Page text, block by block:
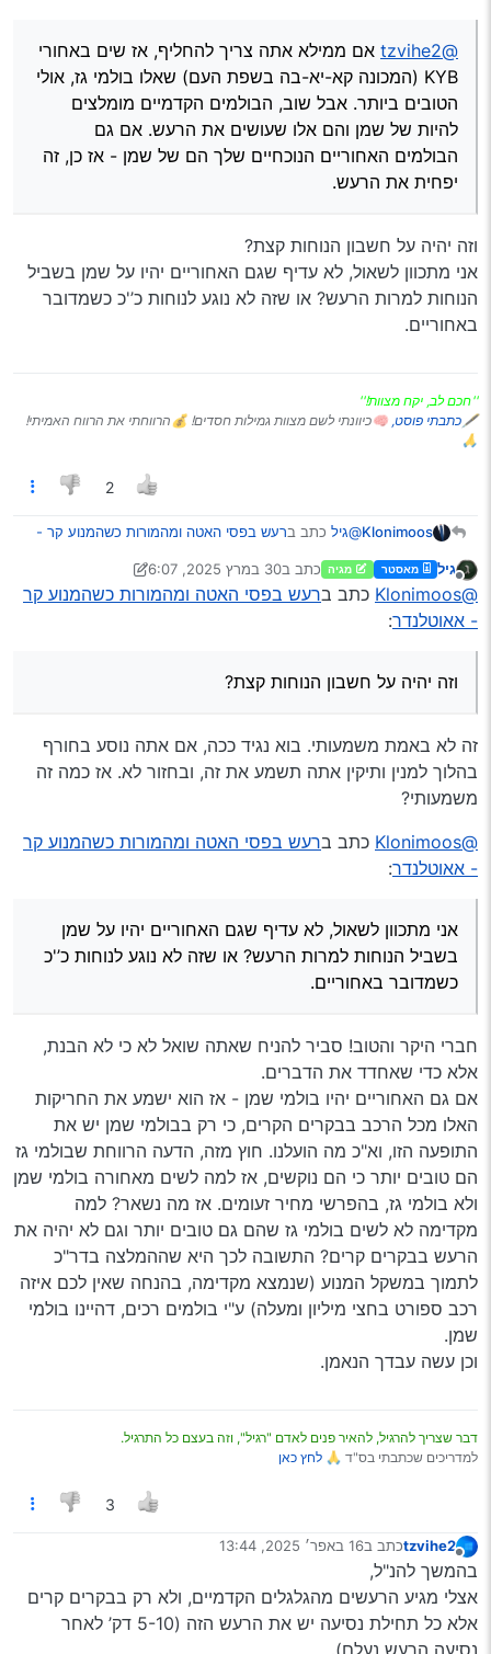
מה שכתבת שם בשירשור עם הבולמי שמן או גז וכו’ זה לא
חצי פיתרון?
הרגשתי בס"ד בשאלתכם עודאזועל כן הקדמתי לומר
@גיל כתב ב רעשים/חריקה מבולם זעזועים:
בכחודשיים בשנה עדיפים על האופציה השניה (בולמי גז נחשבים
בולמים קשים, ולא רכים כמו בולמי שמן, וזה לא מומלץ מקדימה,
משיקולי תמיכה במשקל המנוע. כך בכל אופן בשיעורי בית שאני
עשיתי בזמנו).
אלו שעושים את הרעש. אם גם הבולמים האחוריים הנוכחיים שלך
הם של שמן - אז כן, זה יפחית את הרעש.
@tzvihe2
אם ממילא אתה צריך להחליף, אז שים באחורי
KYB (המכונה קא-יא-בה בשפת העם) שאלו בולמי גז, אולי
הטובים ביותר. אבל שוב, הבולמים הקדמיים מומלצים
להיות של שמן והם אלו שעושים את הרעש. אם גם
הבולמים האחוריים הנוכחיים שלך הם של שמן - אז כן, זה
יפחית את הרעש.
וזה יהיה על חשבון הנוחות קצת?
אני מתכוון לשאול, לא עדיף שגם האחוריים יהיו על שמן בשביל
הנוחות למרות הרעש? או שזה לא נוגע לנוחות כ’'כ כשמדובר
באחוריים.
''חכם לב, יקח מצוות!''
🖋כתבתי פוסט, 🧠כיוונתי לשם מצוות גמילות חסדים! 💰הרווחתי את הרווח האמיתי!
🙏
2
Klonimoos@גיל כתב ברעש בפסי האטה ומהמורות כשהמנוע קר -
@tzvihe2
אם ממילא אתה צריך להחליף, אז שים
שעושים את הרעש. אם גם הבולמים האחוריים
הנוכחיים שלך הם של שמן - אז כן, זה יפחית את
בשביל הנוחות למרות הרעש? או שזה לא נוגע לנוחות כ’'כ
כשמדובר באחוריים.
גיל מאסטר מגיה כתב ב30 במרץ 2025, 6:07
נערך לאחרונה על ידי גיל
@Klonimoos כתב ברעש בפסי האטה ומהמורות כשהמנוע קר
- אאוטלנדר:
וזה יהיה על חשבון הנוחות קצת?
זה לא באמת משמעותי. בוא נגיד ככה, אם אתה נוסע בחורף
בהלוך למנין ותיקין אתה תשמע את זה, ובחזור לא. אז כמה זה
משמעותי?
@Klonimoos
כתב ברעש בפסי האטה ומהמורות כשהמנוע קר
- אאוטלנדר:
אני מתכוון לשאול, לא עדיף שגם האחוריים יהיו על שמן
בשביל הנוחות למרות הרעש? או שזה לא נוגע לנוחות כ’'כ
כשמדובר באחוריים.
חברי היקר והטוב! סביר להניח שאתה שואל לא כי לא הבנת,
אלא כדי שאחדד את הדברים.
אם גם האחוריים יהיו בולמי שמן - אז הוא ישמע את החריקות
האלו מכל הרכב בבקרים הקרים, כי רק בבולמי שמן יש את
התופעה הזו, וא"כ מה הועלנו. חוץ מזה, הדעה הרווחת שבולמי גז
הם טובים יותר כי הם נוקשים, אז למה לשים מאחורה בולמי שמן
ולא בולמי גז, בהפרשי מחיר זעומים. אז מה נשאר? למה
מקדימה לא לשים בולמי גז שהם גם טובים יותר וגם לא יהיה את
הרעש בבקרים קרים? התשובה לכך היא שההמלצה בדר"כ
לתמוך במשקל המנוע (שנמצא מקדימה, בהנחה שאין לכם איזה
רכב ספורט בחצי מיליון ומעלה) ע"י בולמים רכים, דהיינו בולמי
שמן.
וכן עשה עבדך הנאמן.
דבר שצריך להרגיל, להאיר פנים לאדם "רגיל", וזה בעצם כל התרגיל.
למדריכים שכתבתי בס"ד 🙏 לחץ כאן
3
מנותק
tzvihe2כתב ב16 באפר׳ 2025, 13:44
נערך לאחרונה על ידי
בהמשך להנ"ל,
אצלי מגיע הרעשים מהגלגלים הקדמיים, ולא רק בבקרים קרים
אלא כל תחילת נסיעה יש את הרעש הזה (5-10 דק’ לאחר
נסיעה הרעש נעלם).